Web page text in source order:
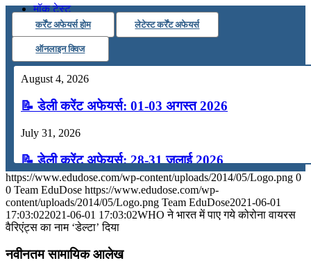
मॉक टेस्ट
टुडेज जीके
कर्रेंट अफेयर्स होम लेटेस्ट कर्रेंट अफेयर्स
ऑनलाइन क्विज
August 4, 2026
📝 डेली करेंट अफेयर्स: 01-03 अगस्त 2026
July 31, 2026
📝 डेली करेंट अफेयर्स: 28-31 जुलाई 2026
July 28, 2026
📝 डेली करेंट अफेयर्स: 25-27 जुलाई 2026
https://www.edudose.com/wp-content/uploads/2014/05/Logo.png 0
0 Team EduDose https://www.edudose.com/wp-
content/uploads/2014/05/Logo.png Team EduDose2021-06-01
17:03:022021-06-01 17:03:02WHO ने भारत में पाए गये कोरोना वायरस
वैरिएंट्स का नाम ‘डेल्टा’ दिया
नवीनतम सामायिक आलेख